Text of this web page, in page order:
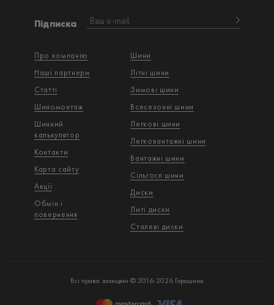
Про компанію
Наші партнери
Статті
Шиномонтаж
Шинний
калькулятор
Контакти
Карта сайту
Акції
Обмін і
повернення
Шини
Літні шини
Зимові шини
Всесезонні шини
Легкові шини
Легковантажнi шини
Вантажнi шини
Сільгосп шини
Диски
Литі диски
Сталеві диски
Підписка
Всі права захищені © 2016-2026 Горошина